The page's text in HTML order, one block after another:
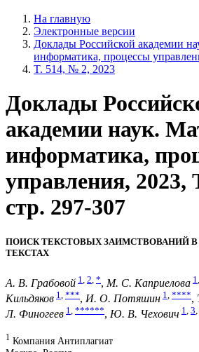
На главную
Электронные версии
Доклады Российской академии
информатика, процессы
T. 514, № 2, 2023
Доклады
академии наук.
информатика,
управления, 2023,
стр. 297-307
ПОИСК ТЕКСТОВЫХ ЗАИМСТВОВАНИЙ
ТЕКСТАХ
А. В. Грабовой 1 2 *, М. С. Каприелова 1
Кильдяков 1, ***, И. О. Потяшин 1, ****,
Л. Финогеев 1, ******, Ю. В. Чехович 1, 3,
1 Компания Антиплагиат